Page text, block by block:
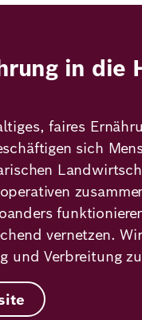
in die
faires
sich
vernetzen.
und Verbreitung